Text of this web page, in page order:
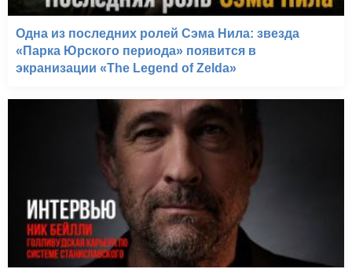
Одна из последних ролей Сэма Нила: звезда
«Парка Юрского периода» появится в
экранизации «The Legend of Zelda»